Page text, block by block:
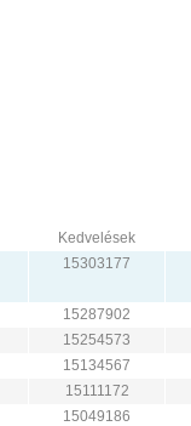
Kedvelések
15303177
15287902
15254573
15134567
15111172
15049186